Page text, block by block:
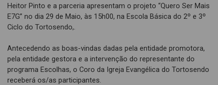
Heitor Pinto e a parceria apresentam o projeto “Quero Ser Mais
E7G” no dia 29 de Maio, às 15h00, na Escola Básica do 2º e 3º
Ciclo do Tortosendo,.
Antecedendo as boas-vindas dadas pela entidade promotora,
pela entidade gestora e a intervenção do representante do
programa Escolhas, o Coro da Igreja Evangélica do Tortosendo
receberá os/as participantes.